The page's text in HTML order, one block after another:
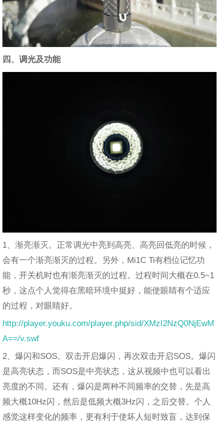
四、调光及功能
1、渐亮渐灭。正常调光中亮到高亮、高亮回低亮的时候，
会有一个渐亮渐灭的过程。另外，Mi1C Ti有档位记忆功
能，开关机时也有渐亮渐灭的过程。过程时间大概在0.5~1
秒，这点个人觉得在黑暗环境中挺好，能使眼睛有个适应
的过程，对眼睛好。
http://player.youku.com/player.php/sid/XMzI2NzQ0NjEwM
A==/v.swf
2、爆闪和SOS。双击开启爆闪，再次双击开启SOS。爆闪
是高亮状态，而SOS是中亮状态，这从视频中也可以看出
亮度的不同。还有，爆闪是两种不同频率的交替，先是高
频大概10Hz闪，然后是低频大概3Hz闪，之后交替。个人
感觉这样变化的频率，更有利于使坏人短时致盲，达到保